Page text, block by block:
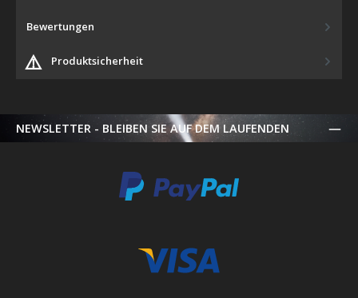
⚠️ Produktsicherheit
Bewertungen
NEWSLETTER - BLEIBEN SIE AUF DEM LAUFENDEN